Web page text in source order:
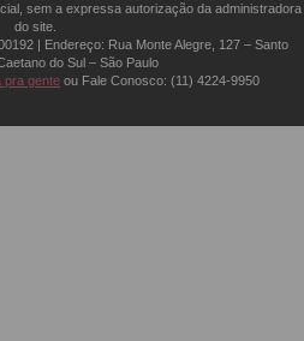
sem a expressa autorização da administradora
do site.
| Endereço: Rua Monte Alegre, 127 – Santo
do Sul – São Paulo
pra gente ou Fale Conosco: (11) 4224-9950